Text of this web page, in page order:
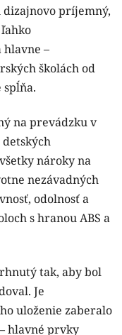
príjemný,
–
školách od
na prevádzku v
nároky na
nezávadných
odolnosť a
s hranou ABS a
tak, aby bol
Je
uloženie zaberalo
hlavné prvky